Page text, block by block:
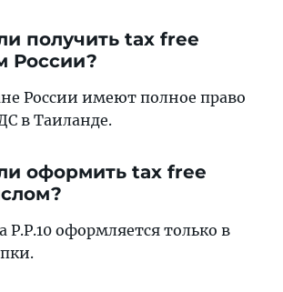
получить tax free
России?
России имеют полное право
в Таиланде.
оформить tax free
оформляется только в